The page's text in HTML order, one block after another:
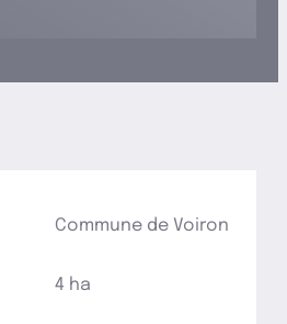
Commune de Voiron
4 ha